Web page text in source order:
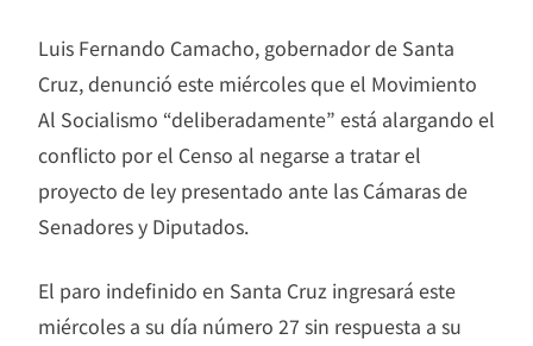
Luis Fernando Camacho, gobernador de Santa
Cruz, denunció este miércoles que el Movimiento
Al Socialismo “deliberadamente” está alargando el
conflicto por el Censo al negarse a tratar el
proyecto de ley presentado ante las Cámaras de
Senadores y Diputados.
El paro indefinido en Santa Cruz ingresará este
miércoles a su día número 27 sin respuesta a su